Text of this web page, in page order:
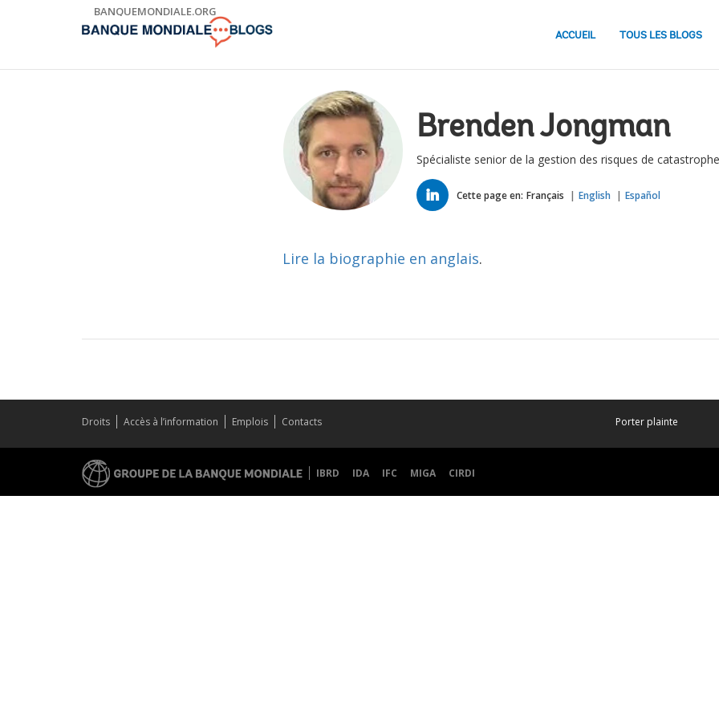
BANQUEMONDIALE.ORG
ACCUEIL TOUS LES BLOGS
Brenden Jongman
Spécialiste senior de la gestion des risques de catastrophe
LINKED
IN Cette page en: Français English Español
Lire la biographie en anglais.
Droits Accès à l’information Emplois Contacts Porter plainte
IBRD IDA IFC MIGA CIRDI